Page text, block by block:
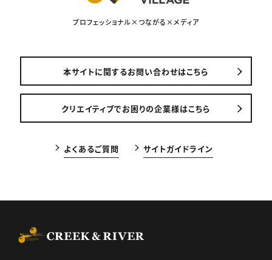
プロフェッショナル×つながる×メディア
本サイトに関するお問い合わせはこちら
クリエイティブでお困りの企業様はこちら
よくあるご質問 サイトガイドライン